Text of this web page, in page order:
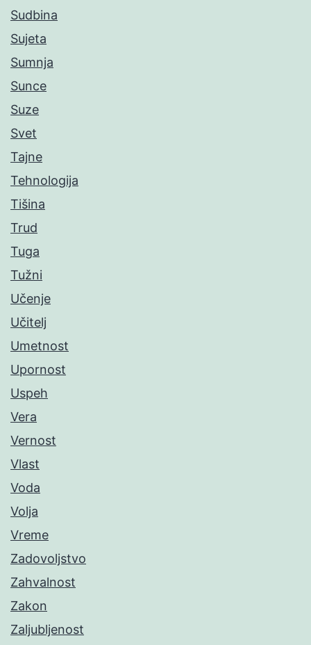
Sudbina
Sujeta
Sumnja
Sunce
Suze
Svet
Tajne
Tehnologija
Tišina
Trud
Tuga
Tužni
Učenje
Učitelj
Umetnost
Upornost
Uspeh
Vera
Vernost
Vlast
Voda
Volja
Vreme
Zadovoljstvo
Zahvalnost
Zakon
Zaljubljenost